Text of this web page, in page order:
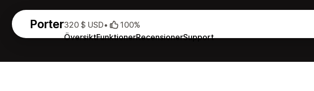
Porter
ÖversiktFunktionerRecensionerSupport
320 $ USD• 100%